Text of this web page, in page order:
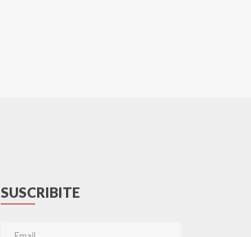
SUSCRIBITE